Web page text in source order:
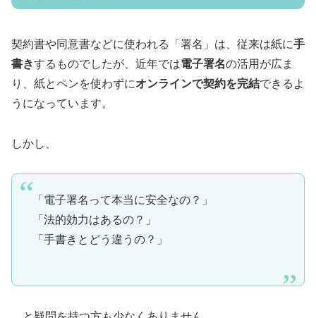
契約書や同意書などに使われる「署名」は、従来は紙に手
書きするものでしたが、近年では電子署名の活用が広ま
り、紙とペンを使わずにオンラインで契約を完結できるよ
うになっています。
しかし、
「電子署名って本当に安全なの？」
「法的効力はあるの？」
「手書きとどう違うの？」